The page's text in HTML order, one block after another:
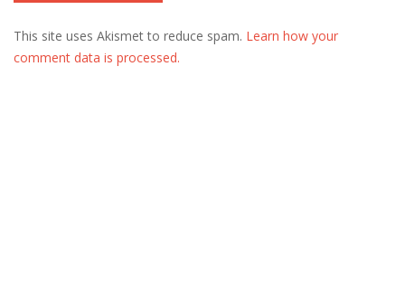
This site uses Akismet to reduce spam. Learn how your
comment data is processed.